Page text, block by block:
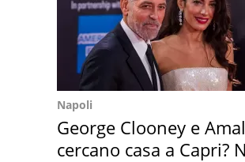
Napoli
George Clooney e Amal
cercano casa a Capri?